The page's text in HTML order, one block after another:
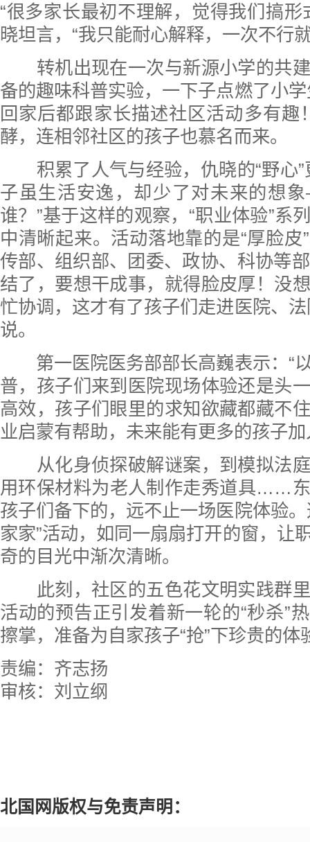
“很多家长最初不理解，觉得我们搞形
晓坦言，“我只能耐心解释，一次不行
转机出现在一次与新源小学的共建
备的趣味科普实验，一下子点燃了小
回家后都跟家长描述社区活动多有趣
酵，连相邻社区的孩子也慕名而来。
积累了人气与经验，仇晓的“野心”
子虽生活安逸，却少了对未来的想
谁？”基于这样的观察，“职业体验”系
中清晰起来。活动落地靠的是“厚脸
传部、组织部、团委、政协、科协等部
结了，要想干成事，就得脸皮厚！没
忙协调，这才有了孩子们走进医院、
说。
第一医院医务部部长高巍表示：“
普，孩子们来到医院现场体验还是头
高效，孩子们眼里的求知欲藏都藏不
业启蒙有帮助，未来能有更多的孩子加
从化身侦探破解谜案，到模拟法庭
用环保材料为老人制作走秀道具……
孩子们备下的，远不止一场医院体验
家家”活动，如同一扇扇打开的窗，让
奇的目光中渐次清晰。
此刻，社区的五色花文明实践群里
活动的预告正引发着新一轮的“秒杀
擦掌，准备为自家孩子“抢”下珍贵的体
责编：齐志扬
审核：刘立纲
北国网版权与免责声明：